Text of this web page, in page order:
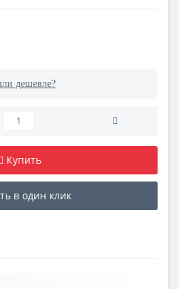
дешевле?
Купить
в один клик